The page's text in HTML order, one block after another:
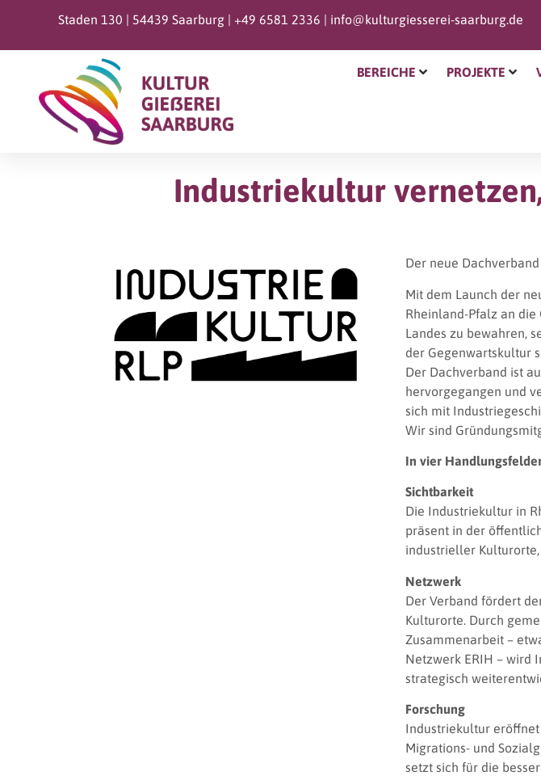
Staden 130 | 54439 Saarburg | +49 6581 2336 | info@kulturgiesserei-saarburg.de
BEREICHE PROJEKTE
Industriekultur
Der neue
Mit dem Launch der
Rheinland-Pfalz an die
Landes zu bewahren,
der Gegenwartskultur
Der Dachverband ist
hervorgegangen und
sich mit
Wir sind
In vier
Sichtbarkeit
Die Industriekultur in
präsent in der
industrieller
Netzwerk
Der Verband fördert
Kulturorte. Durch
Zusammenarbeit –
Netzwerk ERIH – wird
strategisch
Forschung
Industriekultur
Migrations- und
setzt sich für die